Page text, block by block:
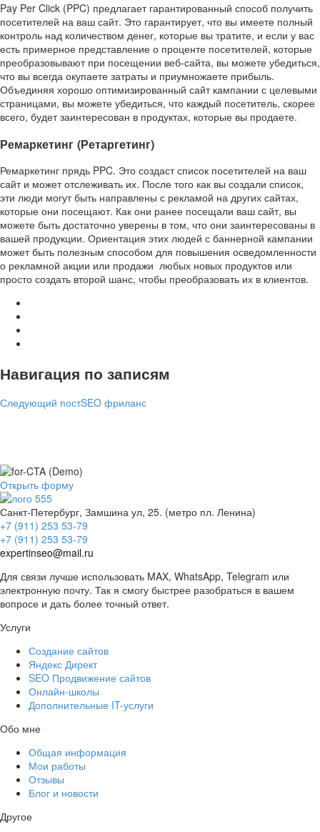
Pay Per Click (PPC) предлагает гарантированный способ получить
посетителей на ваш сайт. Это гарантирует, что вы имеете полный
контроль над количеством денег, которые вы тратите, и если у вас
есть примерное представление о проценте посетителей, которые
преобразовывают при посещении веб-сайта, вы можете убедиться,
что вы всегда окупаете затраты и приумножаете прибыль.
Объединяя хорошо оптимизированный сайт кампании с целевыми
страницами, вы можете убедиться, что каждый посетитель, скорее
всего, будет заинтересован в продуктах, которые вы продаете.
Ремаркетинг (Ретаргетинг)
Ремаркетинг прядь PPC. Это создаст список посетителей на ваш
сайт и может отслеживать их. После того как вы создали список,
эти люди могут быть направлены с рекламой на других сайтах,
которые они посещают. Как они ранее посещали ваш сайт, вы
можете быть достаточно уверены в том, что они заинтересованы в
вашей продукции. Ориентация этих людей с баннерной кампании
может быть полезным способом для повышения осведомленности
о рекламной акции или продажи любых новых продуктов или
просто создать второй шанс, чтобы преобразовать их в клиентов.
Навигация по записям
Следующий постSEO фриланс
Открыть форму
Санкт-Петербург, Замшина ул, 25. (метро пл. Ленина)
+7 (91 1) 253 53-79
+7 (91 1) 253 53-79
expertinseo@mail.ru
Для связи лучше использовать MAX, WhatsApp, Telegram или
электронную почту. Так я смогу быстрее разобраться в вашем
вопросе и дать более точный ответ.
Услуги
Создание сайтов
Яндекс Директ
SEO Продвижение сайтов
Онлайн-школы
Дополнительные IT-услуги
Обо мне
Общая информация
Мои работы
Отзывы
Блог и новости
Другое